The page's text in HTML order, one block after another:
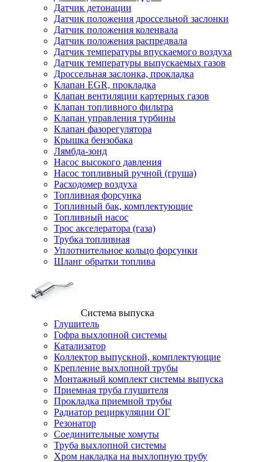
Датчик детонации
Датчик положения дроссельной заслонки
Датчик положения коленвала
Датчик положения распредвала
Датчик температуры впускаемого воздуха
Датчик температуры выпускаемых газов
Дроссельная заслонка, прокладка
Клапан EGR, прокладка
Клапан вентиляции картерных газов
Клапан топливного фильтра
Клапан управления турбины
Клапан фазорегулятора
Крышка бензобака
Лямбда-зонд
Насос высокого давления
Насос топливный ручной (груша)
Расходомер воздуха
Топливная форсунка
Топливный бак, комплектующие
Топливный насос
Трос акселератора (газа)
Трубка топливная
Уплотнительное кольцо форсунки
Шланг обратки топлива
Система выпуска
Глушитель
Гофра выхлопной системы
Катализатор
Коллектор выпускной, комплектующие
Крепление выхлопной трубы
Монтажный комплект системы выпуска
Приемная труба глушителя
Прокладка приемной трубы
Радиатор рециркуляции ОГ
Резонатор
Соединительные хомуты
Труба выхлопной системы
Хром накладка на выхлопную трубу